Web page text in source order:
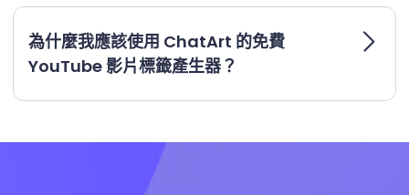
為什麼我應該使用 ChatArt 的免費
YouTube 影片標籤產生器？